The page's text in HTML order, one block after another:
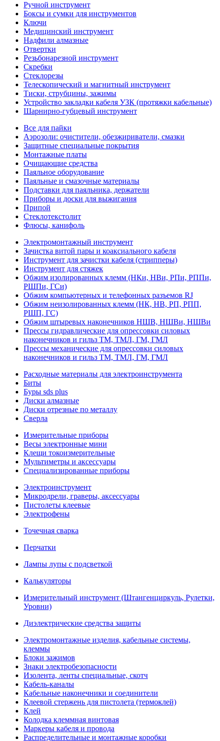
Ручной инструмент
Боксы и сумки для инструментов
Ключи
Медицинский инструмент
Надфили алмазные
Отвертки
Резьбонарезной инструмент
Скребки
Стеклорезы
Телескопический и магнитный инструмент
Тиски, струбцины, зажимы
Устройство закладки кабеля УЗК (протяжки кабельные)
Шарнирно-губцевый инструмент
Все для пайки
Аэрозоли: очистители, обезжириватели, смазки
Защитные специальные покрытия
Монтажные платы
Очищающие средства
Паяльное оборудование
Паяльные и смазочные материалы
Подставки для паяльника, держатели
Приборы и доски для выжигания
Припой
Стеклотекстолит
Флюсы, канифоль
Электромонтажный инструмент
Зачистка витой пары и коаксиального кабеля
Инструмент для зачистки кабеля (стрипперы)
Инструмент для стяжек
Обжим изолированных клемм (НКи, НВи, РПи, РППи,
РШПи, ГСи)
Обжим компьютерных и телефонных разъемов RJ
Обжим неизолированных клемм (НК, НВ, РП, РПП,
РШП, ГС)
Обжим штыревых наконечников НШВ, НШВи, НШВи
Прессы гидравлические для опрессовки силовых
наконечников и гильз ТМ, ТМЛ, ГМ, ГМЛ
Прессы механические для опрессовки силовых
наконечников и гильз ТМ, ТМЛ, ГМ, ГМЛ
Расходные материалы для электроинструмента
Биты
Буры sds plus
Диски алмазные
Диски отрезные по металлу
Сверла
Измерительные приборы
Весы электронные мини
Клещи токоизмерительные
Мультиметры и аксессуары
Специализированные приборы
Электроинструмент
Микродрели, граверы, аксессуары
Пистолеты клеевые
Электрофены
Точечная сварка
Перчатки
Лампы лупы с подсветкой
Калькуляторы
Измерительный инструмент (Штангенциркуль, Рулетки,
Уровни)
Диэлектрические средства защиты
Электромонтажные изделия, кабельные системы,
клеммы
Блоки зажимов
Знаки электробезопасности
Изолента, ленты специальные, скотч
Кабель-каналы
Кабельные наконечники и соединители
Клеевой стержень для пистолета (термоклей)
Клей
Колодка клеммная винтовая
Маркеры кабеля и провода
Распределительные и монтажные коробки